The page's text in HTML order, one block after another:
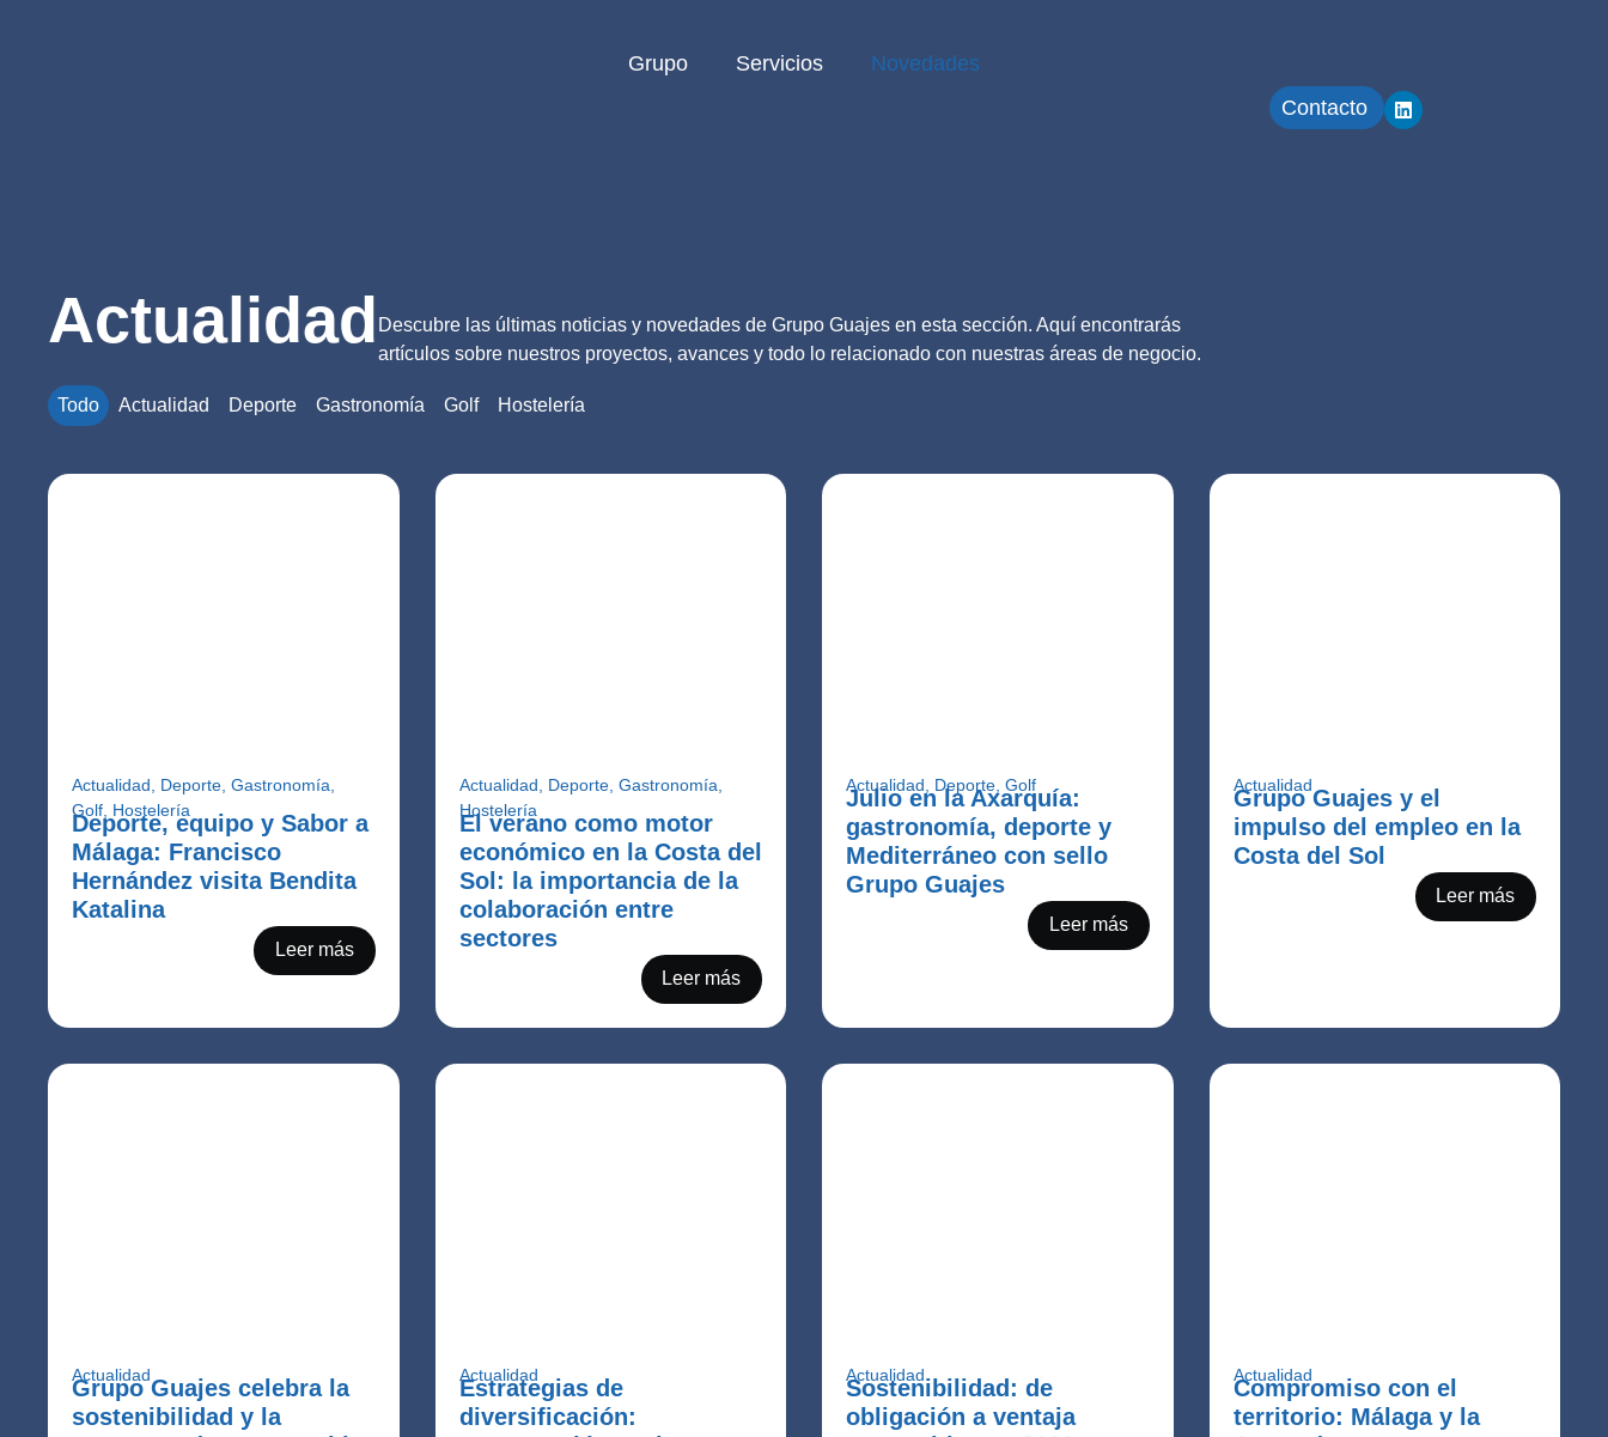
Grupo Servicios
Novedades
Contacto
Actualidad Descubre las últimas noticias y novedades de Grupo Guajes en esta sección. Aquí encontrarás
artículos sobre nuestros proyectos, avances y todo lo relacionado con nuestras áreas de negocio.
Actualidad Deporte Gastronomía Golf Hostelería
Todo
Actualidad, Deporte, Gastronomía,
Golf, Hostelería
Deporte, equipo y Sabor a
Málaga: Francisco
Hernández visita Bendita
Katalina
Leer más
Actualidad, Deporte, Gastronomía,
Hostelería
El verano como motor
económico en la Costa del
Sol: la importancia de la
colaboración entre
sectores
Leer más
Actualidad, Deporte, Golf
Julio en la Axarquía:
gastronomía, deporte y
Mediterráneo con sello
Grupo Guajes
Leer más
Actualidad
Grupo Guajes y el
impulso del empleo en la
Costa del Sol
Leer más
Actualidad
Grupo Guajes celebra la
sostenibilidad y la
Actualidad
Estrategias de
diversificación:
Actualidad
Sostenibilidad: de
obligación a ventaja
Actualidad
Compromiso con el
territorio: Málaga y la